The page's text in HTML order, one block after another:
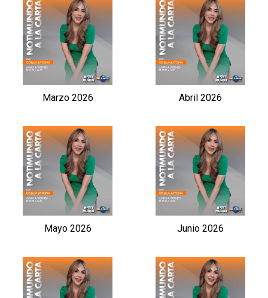
Marzo 2026 Abril 2026
Mayo 2026 Junio 2026